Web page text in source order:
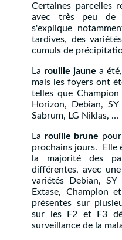
Certaines parcelles
avec très peu de
s'explique
tardives, des
cumuls de
La rouille jaune a
mais les foyers ont
telles que
Horizon, Debian,
Sabrum, LG Niklas, …
La rouille brune
prochains jours. Elle
la majorité des
différentes, avec
variétés Debian,
Extase, Champion
présentes sur
sur les F2 et F3
surveillance de la